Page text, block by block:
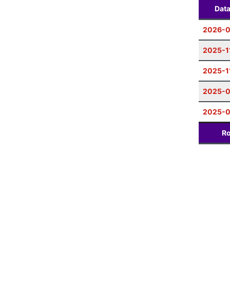
Data
2026-
2025-
2025-
2025-
2025-